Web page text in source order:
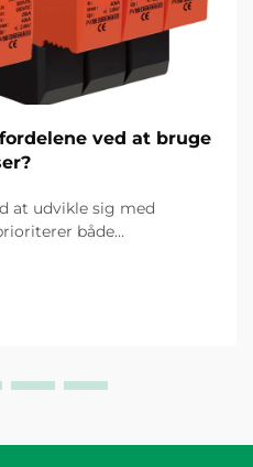
ved at bruge
at udvikle sig med
både
til elinstallationer...